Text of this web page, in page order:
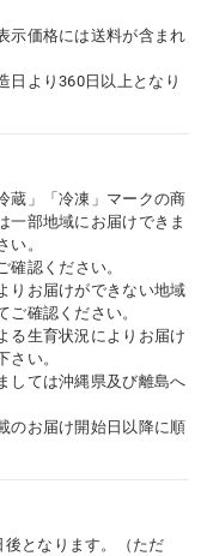
示価格には送料が含まれ
日より360日以上となり
蔵」「冷凍」マークの商
一部地域にお届けできま
。
確認ください。
りお届けができない地域
確認ください。
る生育状況によりお届け
い。
しては沖縄県及び離島へ
のお届け開始日以降に順
となります。（ただ